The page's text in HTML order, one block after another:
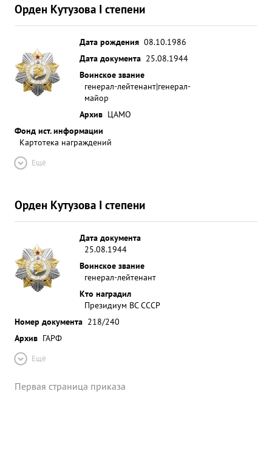
Орден Кутузова I степени
Дата рождения 08.10.1986
Дата документа 25.08.1944
Воинское звание
генерал-лейтенант|генерал-
майор
Архив ЦАМО
Фонд ист. информации
Картотека награждений
Ещё
Орден Кутузова I степени
Дата документа
25.08.1944
Воинское звание
генерал-лейтенант
Кто наградил
Президиум ВС СССР
Номер документа 218/240
Архив ГАРФ
Ещё
Первая страница приказа